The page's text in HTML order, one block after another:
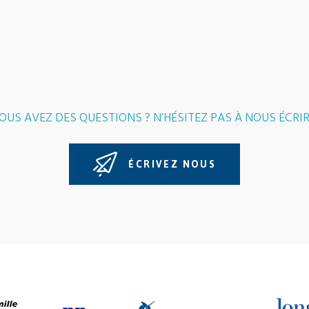
AVEZ DES QUESTIONS ? N’HÉSITEZ PAS À NOUS
ÉCRIVEZ NOUS